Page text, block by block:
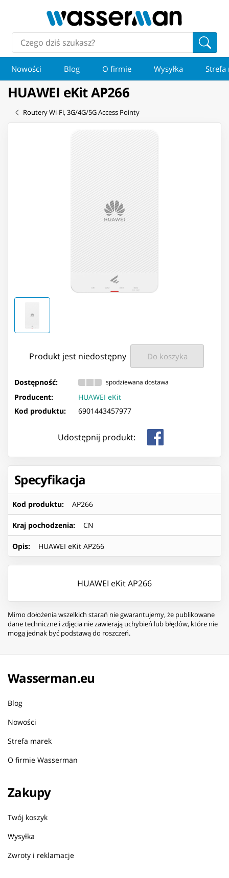
Nowości Blog O firmie Wysyłka Strefa
HUAWEI eKit AP266
Routery Wi-Fi, 3G/4G/5G Access Pointy
Produkt jest niedostępny Do koszyka
Dostępność: spodziewana dostawa
Producent:
HUAWEI eKit
Kod produktu:
6901443457977
Udostępnij produkt:
Specyfikacja
Kod produktu: AP266
Kraj pochodzenia: CN
Opis: HUAWEI eKit AP266
HUAWEI eKit AP266
Mimo dołożenia wszelkich starań nie gwarantujemy, że publikowane
dane techniczne i zdjęcia nie zawierają uchybień lub błędów, które nie
mogą jednak być podstawą do roszczeń.
Wasserman.eu
Blog
Nowości
Strefa marek
O firmie Wasserman
Zakupy
Twój koszyk
Wysyłka
Zwroty i reklamacje